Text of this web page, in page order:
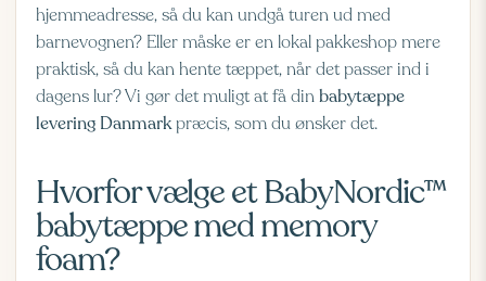
hjemmeadresse, så du kan undgå turen ud med
barnevognen? Eller måske er en lokal pakkeshop mere
praktisk, så du kan hente tæppet, når det passer ind i
dagens lur? Vi gør det muligt at få din babytæppe
levering Danmarkpræcis, som du ønsker det.
Hvorfor vælge et BabyNordic™
babytæppe med memory
foam?